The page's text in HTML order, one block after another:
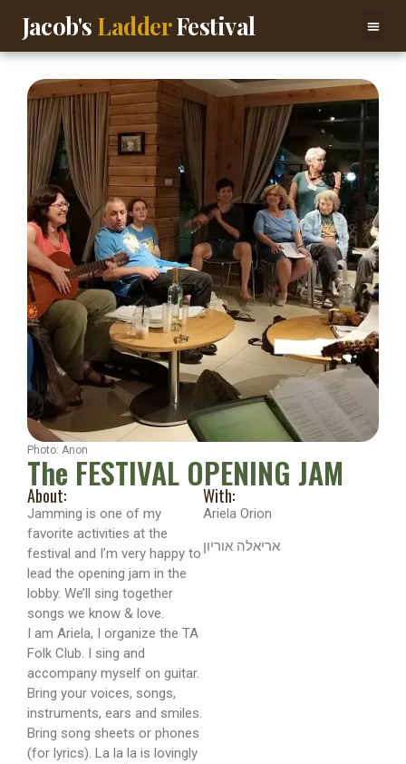
Jacob's LadderFestival
Photo: Anon
The FESTIVAL OPENING JAM
About:
Jamming is one of my
favorite activities at the
festival and I’m very happy to
lead the opening jam in the
lobby. We’ll sing together
songs we know & love.
I am Ariela, I organize the TA
Folk Club. I sing and
accompany myself on guitar.
Bring your voices, songs,
instruments, ears and smiles.
Bring song sheets or phones
(for lyrics). La la la is lovingly
With:
Ariela Orion
אריאלה אוריון